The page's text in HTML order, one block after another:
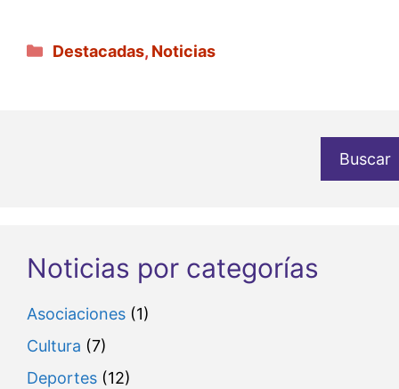
Categorías
Destacadas, Noticias
Buscar
Noticias por categorías
Asociaciones (1)
Cultura (7)
Deportes (12)